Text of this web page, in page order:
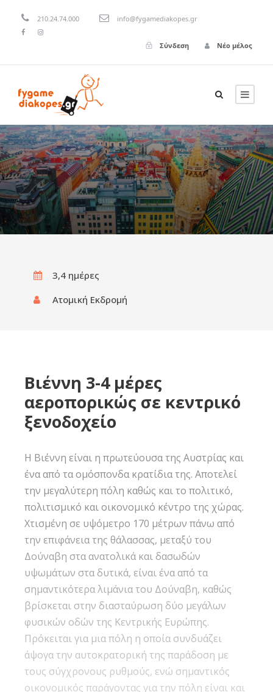
210.24.74.000 info@fygamediakopes.gr
Σύνδεση Νέο μέλος
3,4 ημέρες‎
Ατομική Εκδρομή
Βιέννη 3-4 μέρες
αεροπορικώς σε κεντρικό
ξενοδοχείο
Η Βιέννη είναι η πρωτεύουσα της Αυστρίας και
ένα από τα ομόσπονδα κρατίδια της. Αποτελεί
την μεγαλύτερη πόλη καθώς και το πολιτικό,
πολιτισμικό και οικονομικό κέντρο της χώρας.
Χτισμένη σε υψόμετρο 170 μέτρων πάνω από
την επιφάνεια της θάλασσας, μεταξύ του
Δούναβη στα ανατολικά και δασωδών
υψωμάτων στα δυτικά, είναι ένα από τα
σημαντικότερα λιμάνια του Δούναβη, καθώς
βρίσκεται στην διασταύρωση δύο μεγάλων
φυσικών οδών της Κεντρικής Ευρώπης.
Πρόκειται για μια πόλη η οποία συνδυάζει
άψογα την αυτοκρατορική της παράδοση με
τους σύγχρονους ρυθμούς, ενώ σημαντικός
οικονομικός παράγοντας για την πόλη είναι και